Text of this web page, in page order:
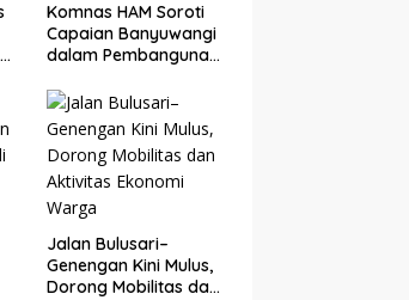
Komnas HAM Soroti
Capaian Banyuwangi
dalam Pembangunan
Penilaian HAM
Nasional
Jalan Bulusari–
Genengan Kini Mulus,
Dorong Mobilitas dan